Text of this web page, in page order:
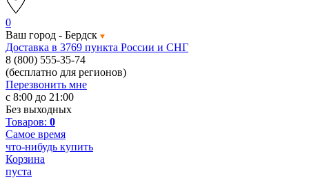
0
Ваш город - Бердск
Доставка в 3769 пункта России и СНГ
8 (800) 555-35-74
(бесплатно для регионов)
Перезвонить мне
с 8:00 до 21:00
Без выходных
Товаров: 0
Самое время
что-нибудь купить
Корзина
пуста